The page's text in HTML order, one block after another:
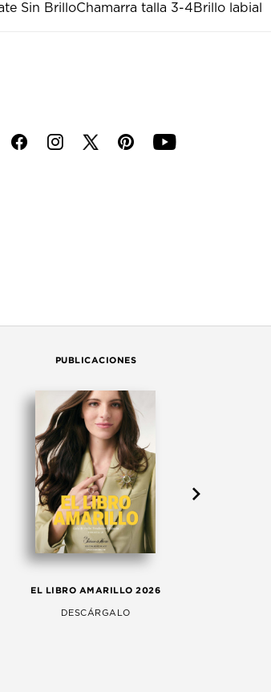
Sin BrilloChamarra talla 3-4Brillo labial
f i p y
PUBLICACIONES
EL LIBRO AMARILLO 2026
DESCÁRGALO